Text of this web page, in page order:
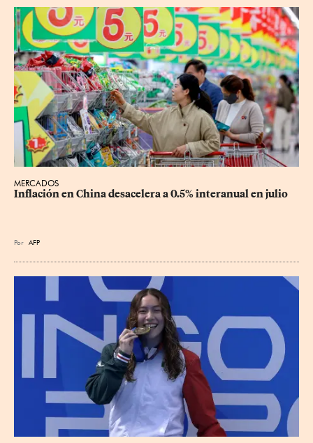
MERCADOS
Inflación en China desacelera a 0.5% interanual en julio
Por AFP